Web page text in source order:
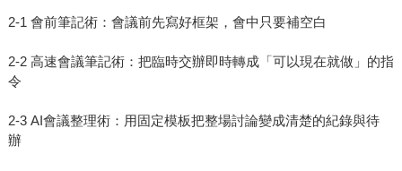
2-1 會前筆記術：會議前先寫好框架，會中只要補空白
2-2 高速會議筆記術：把臨時交辦即時轉成「可以現在就做」的指
令
2-3 AI會議整理術：用固定模板把整場討論變成清楚的紀錄與待
辦